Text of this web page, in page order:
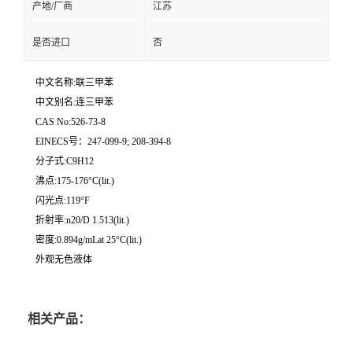
产地/厂商 江苏
是否进口 否
中文名称:联三甲苯
中文别名:连三甲苯
CAS No:526-73-8
EINECS号：247-099-9; 208-394-8
分子式:C9H12
沸点:175-176°C(lit.)
闪光点:119°F
折射率:n20/D 1.513(lit.)
密度:0.894g/mLat 25°C(lit.)
外观无色液体
相关产品：